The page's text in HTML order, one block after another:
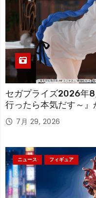
セガプライズ2026年
行ったら本気だす～』
アが登場！
7月 29, 2026
ニュース フィギュア